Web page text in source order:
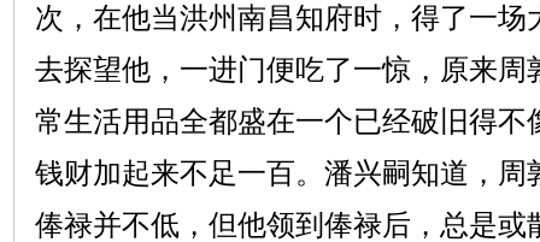
次，在他当洪州南昌知府时，得了一场
去探望他，一进门便吃了一惊，原来周
常生活用品全都盛在一个已经破旧得不
钱财加起来不足一百。潘兴嗣知道，周
俸禄并不低，但他领到俸禄后，总是或